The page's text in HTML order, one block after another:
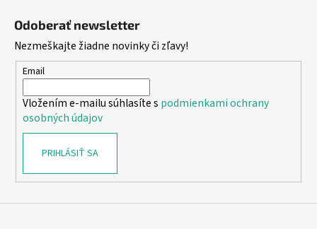
Odoberať newsletter
Nezmeškajte žiadne novinky či zľavy!
Email
Vložením e-mailu súhlasíte s podmienkami ochrany
osobných údajov
PRIHLÁSIŤ SA